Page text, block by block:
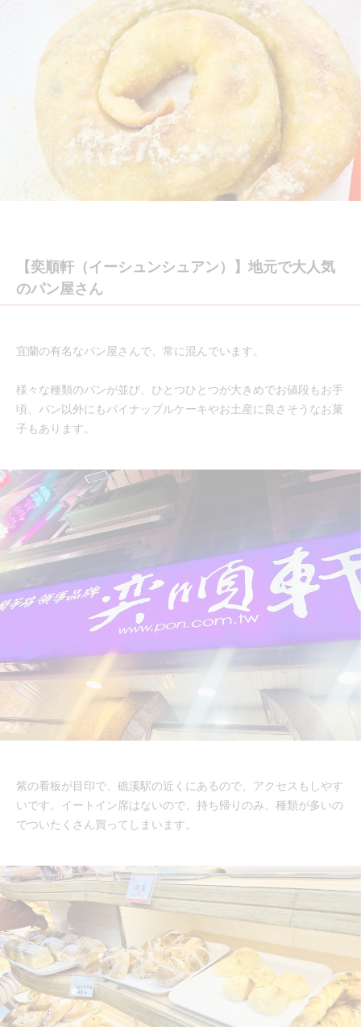
【奕順軒（イーシュンシュアン）】地元で大人気
のパン屋さん
宜蘭の有名なパン屋さんで、常に混んでいます。
様々な種類のパンが並び、ひとつひとつが大きめでお値段もお手
頃、パン以外にもパイナップルケーキやお土産に良さそうなお菓
子もあります。
紫の看板が目印で、礁溪駅の近くにあるので、アクセスもしやす
いです。イートイン席はないので、持ち帰りのみ、種類が多いの
でついたくさん買ってしまいます。